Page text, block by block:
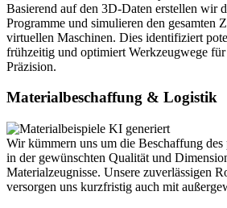
Basierend auf den 3D-Daten erstellen wir
Programme und simulieren den gesamten
virtuellen Maschinen. Dies identifiziert
frühzeitig und optimiert Werkzeugwege
Präzision.
Materialbeschaffung & Logistik
Wir kümmern uns um die Beschaffung des
in der gewünschten Qualität und
Materialzeugnisse. Unsere zuverlässigen
versorgen uns kurzfristig auch mit